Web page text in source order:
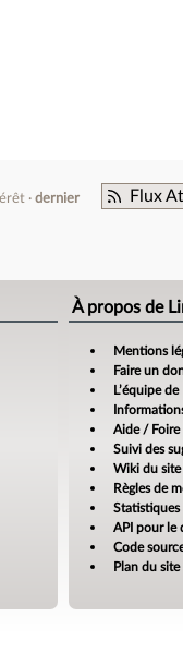
Flux
dernier
À propos de
Mentions
Faire un
L’équipe
Aide / Foire
Suivi des
Wiki du site
Règles de
Statistiques
API pour le
Code
Plan du site